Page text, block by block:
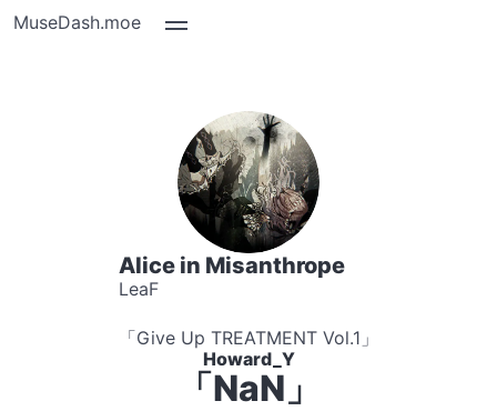
MuseDash.moe
Alice in Misanthrope
LeaF
「Give Up TREATMENT Vol.1」
Howard_Y
「NaN」